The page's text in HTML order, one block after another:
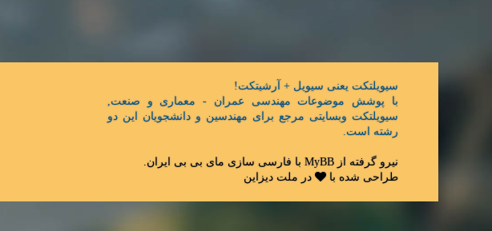
سیویلتکت یعنی سیویل + آرشیتکت!
با پوشش موضوعات مهندسی عمران - معماری و صنعت,
سیویلتکت وبسایتی مرجع برای مهندسین و دانشجویان این دو
رشته است.
نیرو گرفته ازMyBB با فارسی سازی مای بی بی ایران.
طراحی شده با
در ملت دیزاین